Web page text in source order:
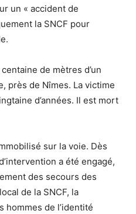
un « accident de
la SNCF pour
de mètres d’un
près de Nîmes. La victime
d’années. Il est mort
sur la voie. Dès
a été engagé,
des secours des
de la SNCF, la
hommes de l’identité